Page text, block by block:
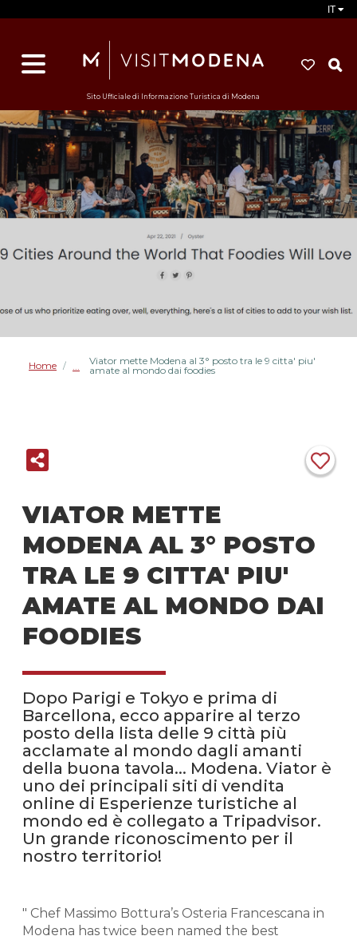
IT
Sito Ufficiale di Informazione Turistica di Modena
Home /
Viator mette Modena al 3° posto tra le 9 citta' piu'
amate al mondo dai foodies
VIATOR METTE
MODENA AL 3° POSTO
TRA LE 9 CITTA' PIU'
AMATE AL MONDO DAI
FOODIES
Dopo Parigi e Tokyo e prima di
Barcellona, ecco apparire al terzo
posto della lista delle 9 città più
acclamate al mondo dagli amanti
della buona tavola... Modena. Viator è
uno dei principali siti di vendita
online di Esperienze turistiche al
mondo ed è collegato a Tripadvisor.
Un grande riconoscimento per il
nostro territorio!
" Chef Massimo Bottura’s Osteria Francescana in
Modena has twice been named the best